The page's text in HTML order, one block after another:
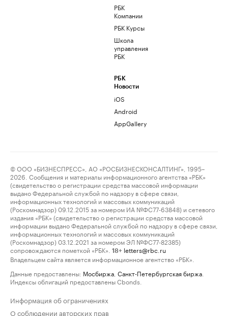
РБК
Компании
РБК Курсы
Школа
управления
РБК
РБК
Новости
iOS
Android
AppGallery
© ООО «БИЗНЕСПРЕСС», АО «РОСБИЗНЕСКОНСАЛТИНГ», 1995–
2026. Сообщения и материалы информационного агентства «РБК»
(свидетельство о регистрации средства массовой информации
выдано Федеральной службой по надзору в сфере связи,
информационных технологий и массовых коммуникаций
(Роскомнадзор) 09.12.2015 за номером ИА №ФС77-63848) и сетевого
издания «РБК» (свидетельство о регистрации средства массовой
информации выдано Федеральной службой по надзору в сфере связи,
информационных технологий и массовых коммуникаций
(Роскомнадзор) 03.12.2021 за номером ЭЛ №ФС77-82385)
сопровождаются пометкой «РБК».
18+ letters@rbc.ru
Владельцем сайта является информационное агентство «РБК».
Данные предоставлены: Мосбиржа Санкт-Петербургская биржа
Индексы облигаций предоставлены Cbonds.
Информация об ограничениях
О соблюдении авторских прав